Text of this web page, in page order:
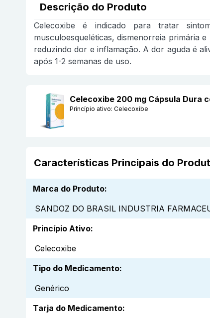
Descrição do Produto
Celecoxibe é indicado para tratar
musculoesqueléticas, dismenorreia primária
reduzindo dor e inflamação. A dor aguda é
após 1-2 semanas de uso.
Celecoxibe 200 mg Cápsula Dura
Princípio ativo: Celecoxibe
Características Principais do
Marca do Produto:
SANDOZ DO BRASIL INDUSTRIA
Princípio Ativo:
Celecoxibe
Tipo do Medicamento:
Genérico
Tarja do Medicamento: